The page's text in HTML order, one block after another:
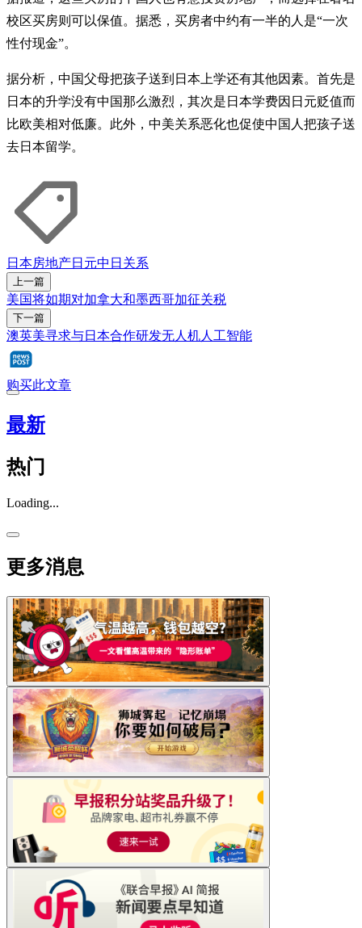
校区买房则可以保值。据悉，买房者中约有一半的人是“一次
性付现金”。
据分析，中国父母把孩子送到日本上学还有其他因素。首先是
日本的升学没有中国那么激烈，其次是日本学费因日元贬值而
比欧美相对低廉。此外，中美关系恶化也促使中国人把孩子送
去日本留学。
日本房地产日元中日关系
上一篇
美国将如期对加拿大和墨西哥加征关税
下一篇
澳英美寻求与日本合作研发无人机人工智能
购买此文章
最新
热门
Loading...
更多消息